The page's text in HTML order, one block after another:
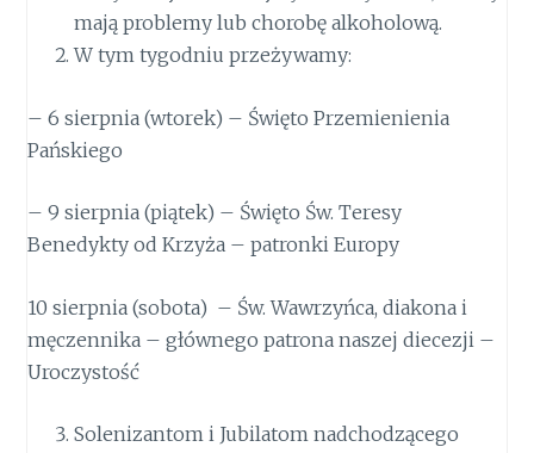
mają problemy lub chorobę alkoholową.
W tym tygodniu przeżywamy:
– 6 sierpnia (wtorek) – Święto Przemienienia
Pańskiego
– 9 sierpnia (piątek) – Święto Św. Teresy
Benedykty od Krzyża – patronki Europy
10 sierpnia (sobota) – Św. Wawrzyńca, diakona i
męczennika – głównego patrona naszej diecezji –
Uroczystość
Solenizantom i Jubilatom nadchodzącego